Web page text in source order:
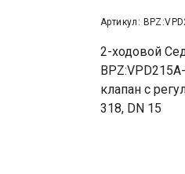
Артикул:
2-ходовой
клапан с
318, DN 15